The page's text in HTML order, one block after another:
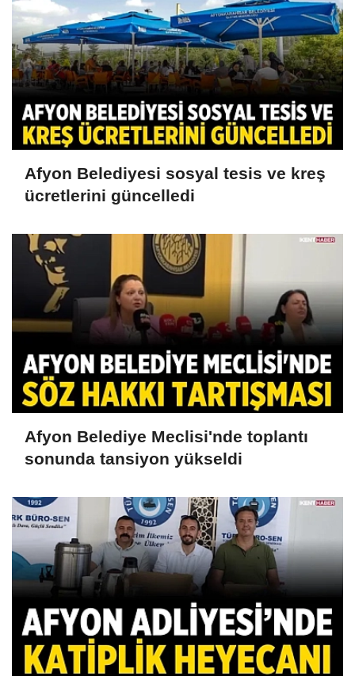
Afyon Belediyesi sosyal tesis ve kreş
ücretlerini güncelledi
Afyon Belediye Meclisi'nde toplantı
sonunda tansiyon yükseldi